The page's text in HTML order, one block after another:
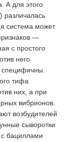
А для этого
различалась
система может
—
с простого
него
специфичны.
тифа
них, а при
вибрионов.
возбудителей
сыворотки
бациллами